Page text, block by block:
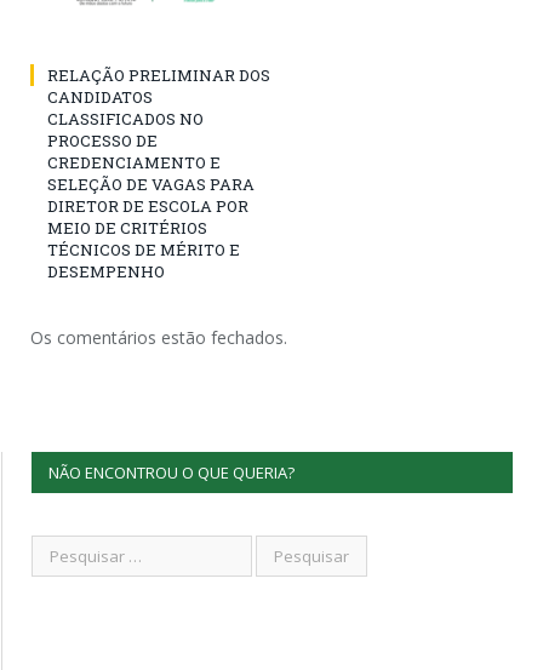
RELAÇÃO PRELIMINAR DOS
CANDIDATOS
CLASSIFICADOS NO
PROCESSO DE
CREDENCIAMENTO E
SELEÇÃO DE VAGAS PARA
DIRETOR DE ESCOLA POR
MEIO DE CRITÉRIOS
TÉCNICOS DE MÉRITO E
DESEMPENHO
Os comentários estão fechados.
NÃO ENCONTROU O QUE QUERIA?